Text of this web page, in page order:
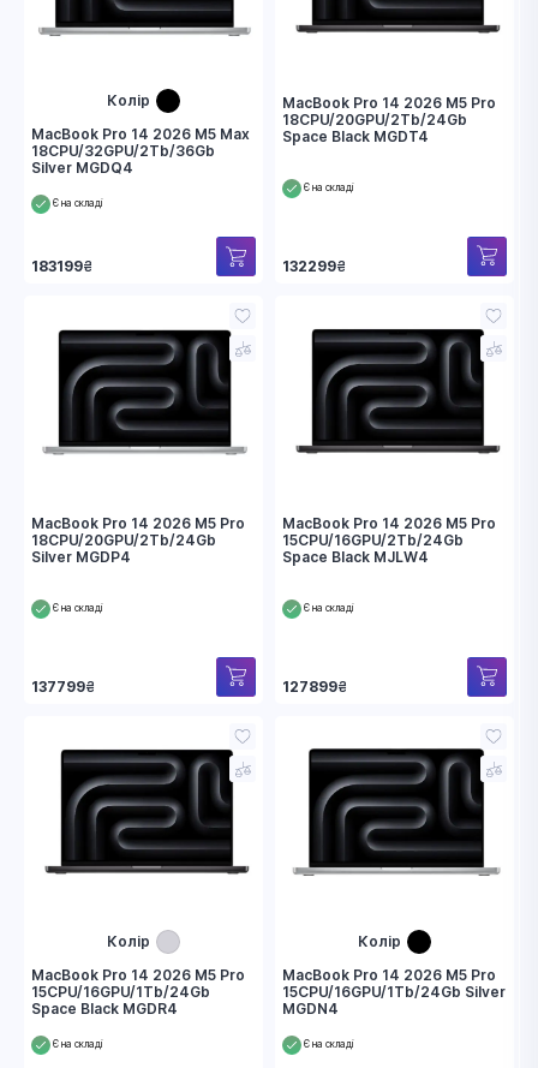
Колір
MacBook Pro 14 2026 M5 Max
18CPU/32GPU/2Tb/36Gb
Silver MGDQ4
Є на складі
183199₴
MacBook Pro 14 2026 M5 Pro
18CPU/20GPU/2Tb/24Gb
Space Black MGDT4
Є на складі
132299₴
MacBook Pro 14 2026 M5 Pro
18CPU/20GPU/2Tb/24Gb
Silver MGDP4
Є на складі
137799₴
MacBook Pro 14 2026 M5 Pro
15CPU/16GPU/2Tb/24Gb
Space Black MJLW4
Є на складі
127899₴
Колір
MacBook Pro 14 2026 M5 Pro
15CPU/16GPU/1Tb/24Gb
Space Black MGDR4
Є на складі
Колір
MacBook Pro 14 2026 M5 Pro
15CPU/16GPU/1Tb/24Gb Silver
MGDN4
Є на складі